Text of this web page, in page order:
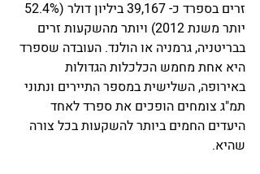
יותר משנת 2012) ויותר מהשקעות זרים
בבריטניה, גרמניה או הולנד. העובדה שספרד
היא אחת מחמש הכלכלות הגדולות
באירופה, השלישית במספר התיירים ונתוני
תמ"ג צומחים הופכים את ספרד לאחד
היעדים החמים ביותר להשקעות בכל צורה
שהיא.